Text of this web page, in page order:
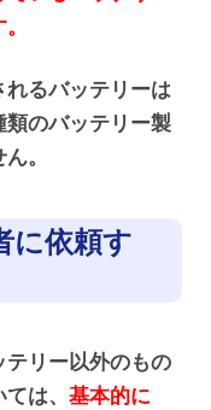
るバッテリーは
のバッテリー製
。
に依頼す
テリー以外のもの
は、 基本的に